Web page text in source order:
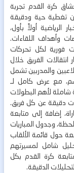
كرة القدم تجربة
تغطية حية ودقيقة
الرياضية أولاً بأول،
وأهداف اللقاءات.
فورية لكل تحركات
انتقالات الفريق خلال
والمدربين تشمل
مع عرض كامل لـ
شاملة لأهم البطولات
دقيقة عن كل فريق.
إضافة إلى متابعة
وجدول المباريات
حول قائمة الألقاب
شامل لمسيرتهم
كرة القدم بكل
الدقيقة.